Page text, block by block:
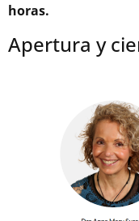
horas.
Apertura y